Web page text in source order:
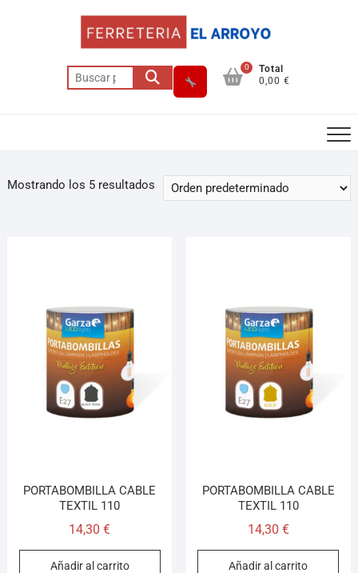
0
Total
0,00 €
Mostrando los 5 resultados
PORTABOMBILLA CABLE
TEXTIL 110
14,30€
Añadir al carrito
PORTABOMBILLA CABLE
TEXTIL 110
14,30 €
Añadir al carrito
¡Hola! Soy el asesor virtual de Ferretería El Arroyo.
Cuéntame qué necesitas y te ayudo a encontrarlo,